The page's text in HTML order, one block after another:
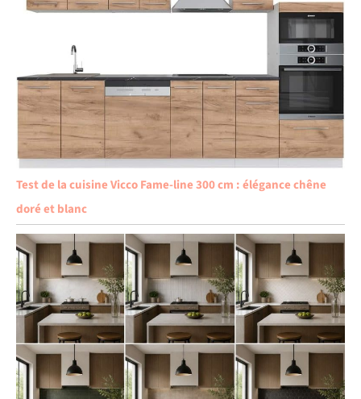
Test de la cuisine Vicco Fame-line 300 cm : élégance chêne
doré et blanc